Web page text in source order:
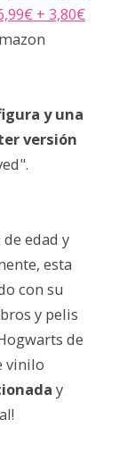
+ 3,80€
y una
versión
de edad y
esta
con su
y pelis
de
vinilo
y